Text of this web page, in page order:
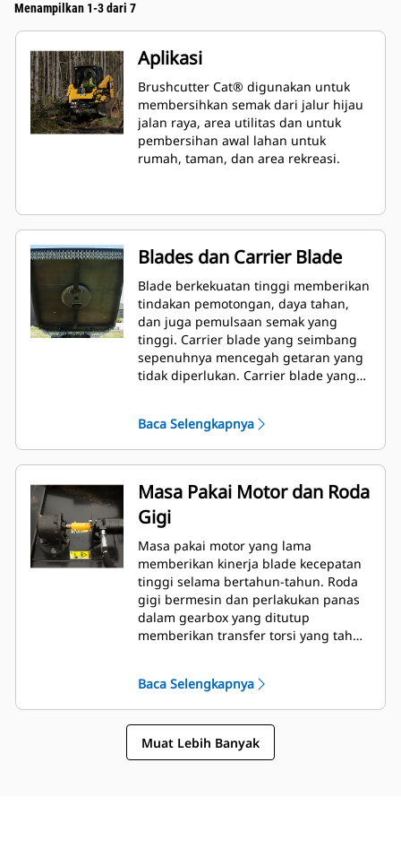
Menampilkan 1-3 dari 7
Aplikasi
Brushcutter Cat® digunakan untuk
membersihkan semak dari jalur hijau
jalan raya, area utilitas dan untuk
pembersihan awal lahan untuk
rumah, taman, dan area rekreasi.
Blades dan Carrier Blade
Blade berkekuatan tinggi memberikan
tindakan pemotongan, daya tahan,
dan juga pemulsaan semak yang
tinggi. Carrier blade yang seimbang
sepenuhnya mencegah getaran yang
tidak diperlukan. Carrier blade yang
Baca Selengkapnya
Masa Pakai Motor dan Roda
Gigi
Masa pakai motor yang lama
memberikan kinerja blade kecepatan
tinggi selama bertahun-tahun. Roda
gigi bermesin dan perlakukan panas
dalam gearbox yang ditutup
memberikan transfer torsi yang tahan
Baca Selengkapnya
Muat Lebih Banyak